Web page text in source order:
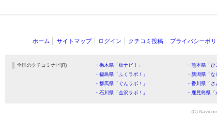
ホーム サイトマップ ログイン クチコミ投稿 プライバシーポ
全国のクチコミナビ(R) ・栃木県「栃ナビ！」
・熊本県「
・福島県「ふくラボ！」
・新潟県「
・群馬県「ぐんラボ！」
・香川県「
・石川県「金沢ラボ！」
・鹿児島県
(C)